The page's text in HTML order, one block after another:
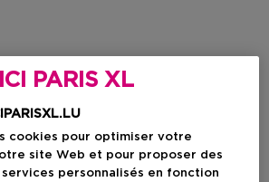
ICI PARIS XL
cookies pour optimiser votre
site Web et pour proposer des
personnalisés en fonction